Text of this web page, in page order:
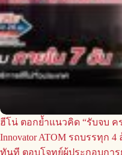
ฮีโน่ ตอกย้ำแนวคิด “รับจบ ค
Innovator ATOM รถบรรทุก
ทันที ตอบโจทย์ผู้ประกอบกา